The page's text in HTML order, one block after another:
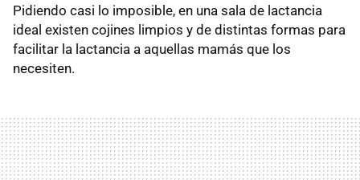
Pidiendo casi lo imposible, en una sala de lactancia
ideal existen cojines limpios y de distintas formas para
facilitar la lactancia a aquellas mamás que los
necesiten.